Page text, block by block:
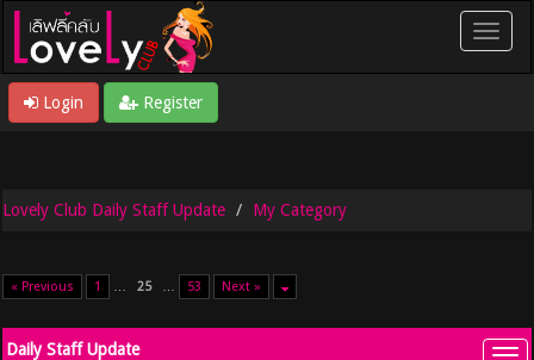
Login Register
Lovely Club Daily Staff Update My Category
« Previous 1 … 25 … 53 Next »
Daily Staff Update